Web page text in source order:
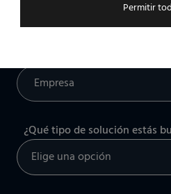
¿Qué tipo de solución estás
Permitir